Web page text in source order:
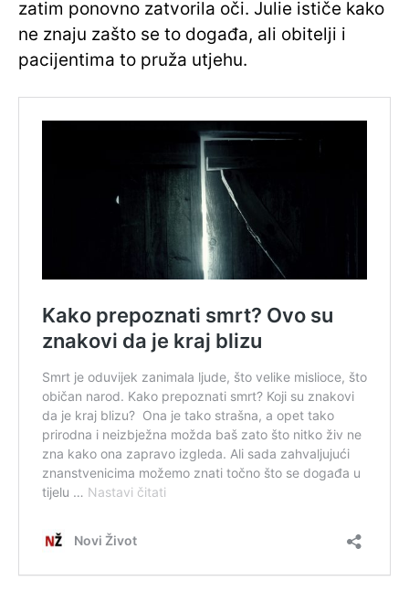
zatim ponovno zatvorila oči. Julie ističe kako
ne znaju zašto se to događa, ali obitelji i
pacijentima to pruža utjehu.